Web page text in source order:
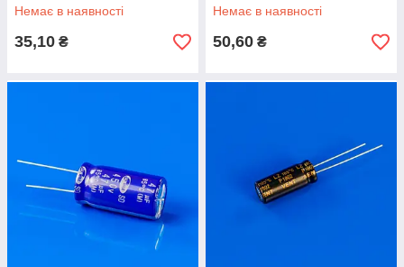
Немає в наявності
35,10 ₴
Немає в наявності
50,60 ₴